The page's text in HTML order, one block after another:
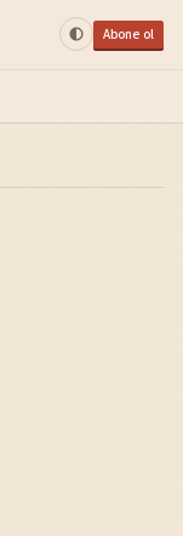
Abone ol